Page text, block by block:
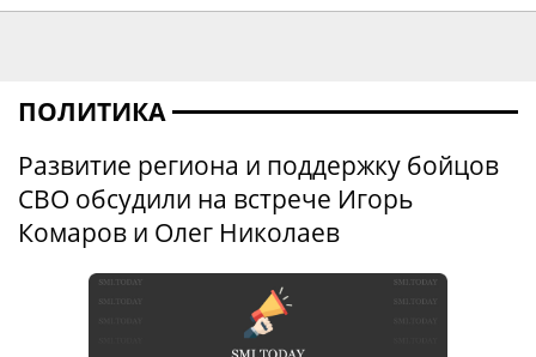
ПОЛИТИКА
Развитие региона и поддержку бойцов
СВО обсудили на встрече Игорь
Комаров и Олег Николаев